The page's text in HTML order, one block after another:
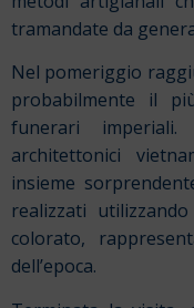
tramandate da
Nel pomeriggio
probabilmente il
funerari
architettonici
insieme
realizzati
colorato,
dell’epoca.